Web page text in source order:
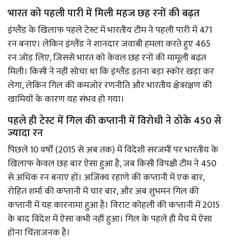
भारत को पहली पारी में मिली महज छह रनों की बढ़त
इंग्लैंड के खिलाफ पहले टेस्ट में भारतीय टीम ने पहली पारी में 471
रन बनाए। लेकिन इंग्लैंड ने शानदार जवाबी हमला करते हुए 465
रन जोड़ लिए, जिससे भारत को केवल छह रनों की मामूली बढ़त
मिली। किसी ने नहीं सोचा था कि इंग्लैंड इतना बड़ा स्कोर खड़ा कर
लेगा, लेकिन गिल की कमजोर रणनीति और भारतीय क्षेत्ररक्षण की
खामियों के कारण यह संभव हो गया।
पहले ही टेस्ट में गिल की कप्तानी में विरोधी ने ठोके 450 से
ज्यादा रन
पिछले 10 वर्षों (2015 से अब तक) में विदेशी सरजमीं पर भारतीय के
खिलाफ केवल छह बार ऐसा हुआ है, जब किसी विपक्षी टीम ने 450
से अधिक रन बनाए हों। अजिंक्य रहाणे की कप्तानी में एक बार,
रोहित शर्मा की कप्तानी में चार बार, और अब शुभमन गिल की
कप्तानी में यह कारनामा हुआ है। विराट कोहली की कप्तानी में 2015
के बाद विदेश में ऐसा कभी नहीं हुआ। गिल के पहले ही मैच में ऐसा
होना चिंताजनक है।